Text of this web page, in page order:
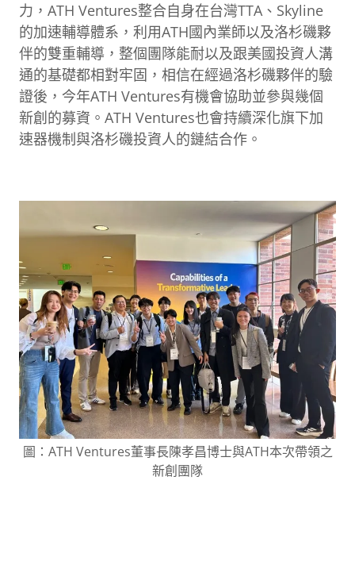
力，ATH Ventures整合自身在台灣TTA、Skyline
的加速輔導體系，利用ATH國內業師以及洛杉磯夥
伴的雙重輔導，整個團隊能耐以及跟美國投資人溝
通的基礎都相對牢固，相信在經過洛杉磯夥伴的驗
證後，今年ATH Ventures有機會協助並參與幾個
新創的募資。ATH Ventures也會持續深化旗下加
速器機制與洛杉磯投資人的鏈結合作。
圖：ATH Ventures董事長陳孝昌博士與ATH本次帶領之
新創團隊